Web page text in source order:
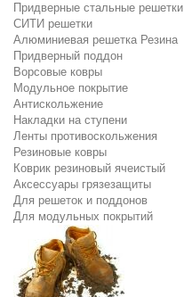
Придверные стальные решетки
СИТИ решетки
Алюминиевая решетка Резина
Придверный поддон
Ворсовые ковры
Модульное покрытие
Антискольжение
Накладки на ступени
Ленты противоскольжения
Резиновые ковры
Коврик резиновый ячеистый
Аксессуары грязезащиты
Для решеток и поддонов
Для модульных покрытий